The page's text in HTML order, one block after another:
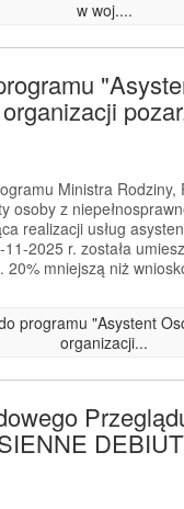
w woj....
Ministra
osoby z
realizacji usług
2025 r. została
mniejszą niż
programu "Asystent
organizacji...